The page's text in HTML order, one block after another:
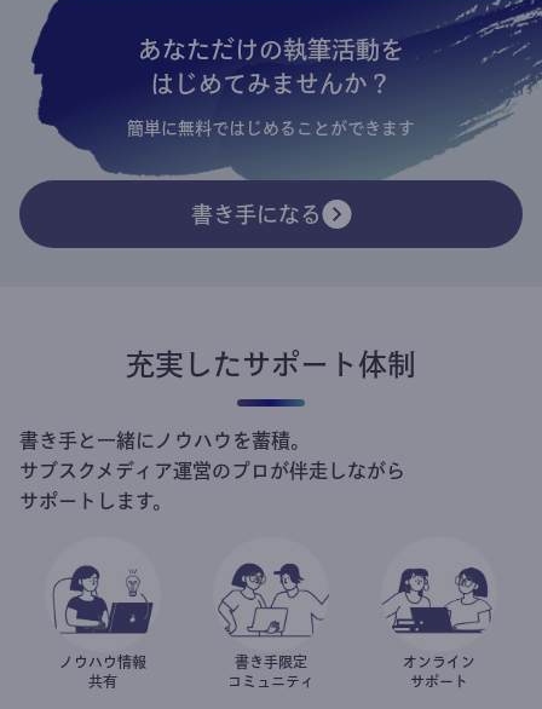
あなただけの執筆活動を
はじめてみませんか？
簡単に無料ではじめることができます
書き手になる
充実したサポート体制
書き手と一緒にノウハウを蓄積。
サブスクメディア運営のプロが伴走しながら
サポートします。
ノウハウ情報
共有
書き手限定
コミュニティ
オンライン
サポート